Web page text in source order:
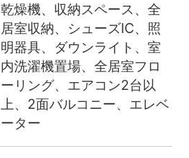
乾燥機、収納スペース、全
居室収納、シューズIC、照
明器具、ダウンライト、室
内洗濯機置場、全居室フロ
ーリング、エアコン2台以
上、2面バルコニー、エレベ
ーター